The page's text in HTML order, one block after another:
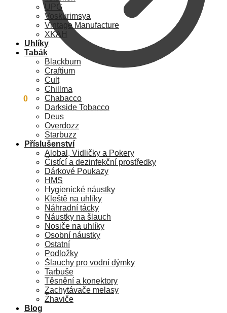
0
UPG
Voskurimsya
Vintage Manufacture
XKAH
Uhlíky
Tabák
Blackburn
Craftium
Cult
Chillma
Chabacco
Darkside Tobacco
Deus
Overdozz
Starbuzz
Příslušenství
Alobal, Vidličky a Pokery
Čistící a dezinfekční prostředky
Dárkové Poukazy
HMS
Hygienické náustky
Kleště na uhlíky
Náhradní tácky
Náustky na šlauch
Nosiče na uhlíky
Osobní náustky
Ostatní
Podložky
Šlauchy pro vodní dýmky
Tarbuše
Těsnění a konektory
Zachytávače melasy
Žhaviče
Blog